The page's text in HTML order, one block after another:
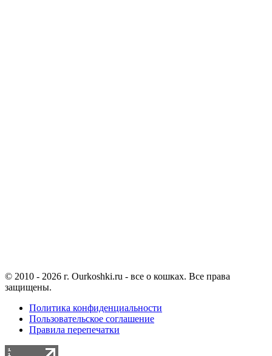
© 2010 - 2026 г. Ourkoshki.ru - все о кошках. Все права
защищены.
Политика конфиденциальности
Пользовательское соглашение
Правила перепечатки